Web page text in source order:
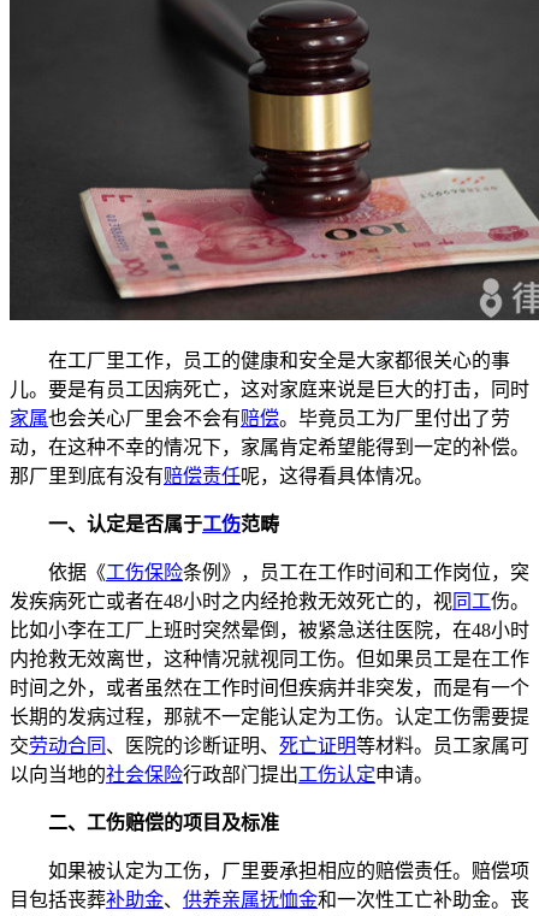
在工厂里工作，员工的健康和安全是大家都很关心的事
儿。要是有员工因病死亡，这对家庭来说是巨大的打击，同时
家属也会关心厂里会不会有赔偿。毕竟员工为厂里付出了劳
动，在这种不幸的情况下，家属肯定希望能得到一定的补偿。
那厂里到底有没有赔偿责任呢，这得看具体情况。
一、认定是否属于工伤范畴
依据《工伤保险条例》，员工在工作时间和工作岗位，突
发疾病死亡或者在48小时之内经抢救无效死亡的，视同工伤。
比如小李在工厂上班时突然晕倒，被紧急送往医院，在48小时
内抢救无效离世，这种情况就视同工伤。但如果员工是在工作
时间之外，或者虽然在工作时间但疾病并非突发，而是有一个
长期的发病过程，那就不一定能认定为工伤。认定工伤需要提
交劳动合同 、医院的诊断证明、 死亡证明等材料。员工家属可
以向当地的社会保险行政部门提出工伤认定申请。
二、工伤赔偿的项目及标准
如果被认定为工伤，厂里要承担相应的赔偿责任。赔偿项
目包括丧葬补助金、 供养亲属抚恤金和一次性工亡补助金。丧